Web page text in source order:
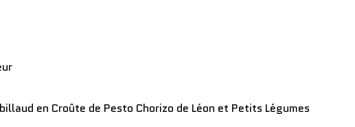
en Croûte de Pesto Chorizo de Léon et Petits Légumes